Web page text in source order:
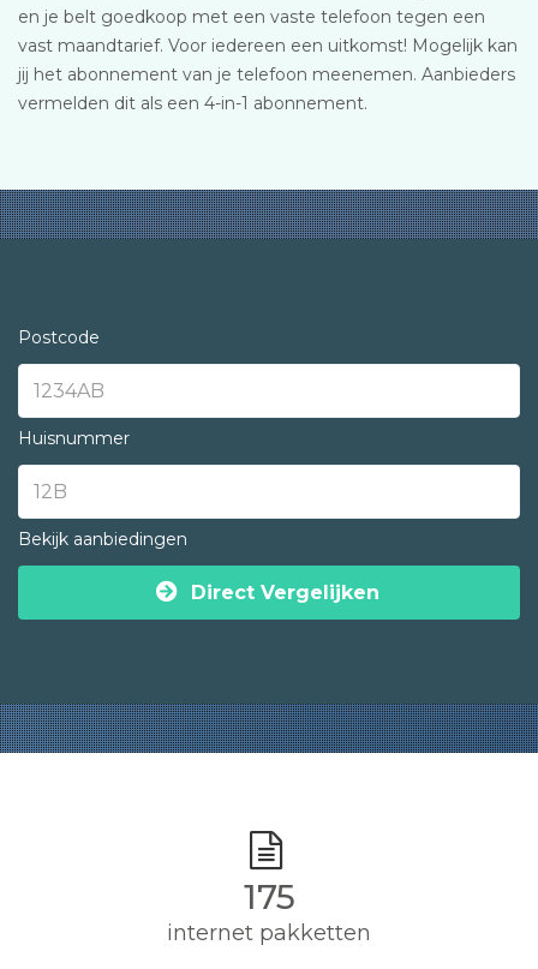
en je belt goedkoop met een vaste telefoon tegen een
vast maandtarief. Voor iedereen een uitkomst! Mogelijk kan
jij het abonnement van je telefoon meenemen. Aanbieders
vermelden dit als een 4-in-1 abonnement.
Postcode
Huisnummer
Bekijk aanbiedingen
Direct Vergelijken
175
internet pakketten